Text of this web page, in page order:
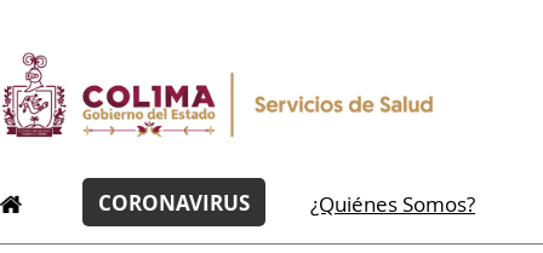
CORONAVIRUS ¿Quiénes Somos?